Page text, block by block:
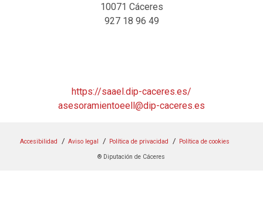
10071 Cáceres
927 18 96 49
https://saael.dip-caceres.es/
asesoramientoeell@dip-caceres.es
Accesibilidad Aviso legal Política de privacidad
Política de cookies
® Diputación de Cáceres